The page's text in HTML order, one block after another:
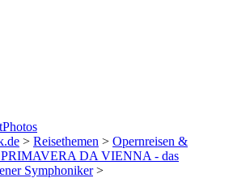
> Reisethemen > Opernreisen &
PRIMAVERA DA VIENNA - das
Symphoniker >